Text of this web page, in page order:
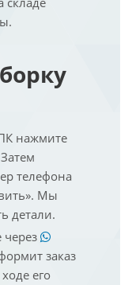
нажмите
телефона
Мы
детали.
заказ
его